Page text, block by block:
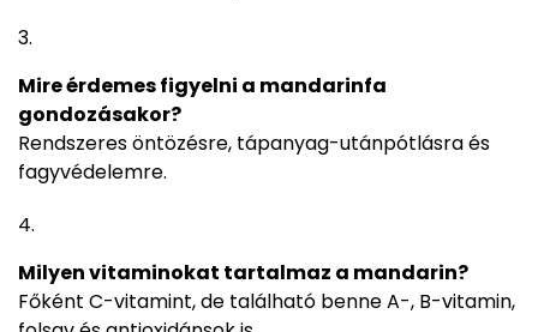
Mire érdemes figyelni a mandarinfa
gondozásakor?
Rendszeres öntözésre, tápanyag-utánpótlásra és
fagyvédelemre.
Milyen vitaminokat tartalmaz a mandarin?
Főként C-vitamint, de található benne A-, B-vitamin,